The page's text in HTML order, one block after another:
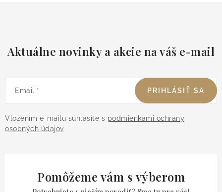
Aktuálne novinky a akcie na váš e-mail
Email
Vložením e-mailu súhlasíte s podmienkami ochrany
osobných údajov
PRIHLÁSIŤ SA
Pomôžeme vám s výberom